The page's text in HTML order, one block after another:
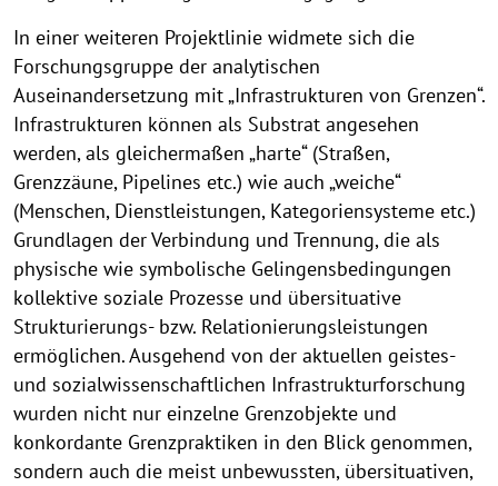
In einer weiteren Projektlinie widmete sich die
Forschungsgruppe der analytischen
Auseinandersetzung mit „Infrastrukturen von Grenzen“.
Infrastrukturen können als Substrat angesehen
werden, als gleichermaßen „harte“ (Straßen,
Grenzzäune, Pipelines etc.) wie auch „weiche“
(Menschen, Dienstleistungen, Kategoriensysteme etc.)
Grundlagen der Verbindung und Trennung, die als
physische wie symbolische Gelingensbedingungen
kollektive soziale Prozesse und übersituative
Strukturierungs- bzw. Relationierungsleistungen
ermöglichen. Ausgehend von der aktuellen geistes-
und sozialwissenschaftlichen Infrastrukturforschung
wurden nicht nur einzelne Grenzobjekte und
konkordante Grenzpraktiken in den Blick genommen,
sondern auch die meist unbewussten, übersituativen,